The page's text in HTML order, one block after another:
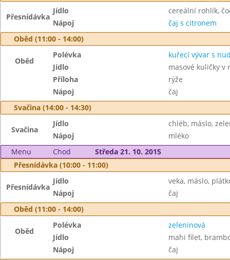
Přesnídávka
Jídlo
cereální rohlík,
Nápoj
čaj s citronem
Oběd (11:00 - 14:00)
Oběd
Polévka
kuřecí vývar s
Jídlo
masové kuličky v
Příloha
rýže
Nápoj
čaj
Svačina (14:00 - 14:30)
Svačina
Jídlo
chléb, máslo,
Nápoj
mléko
Menu
Chod
Středa 21. 10. 2015
Přesnídávka (10:00 - 11:00)
Přesnídávka
Jídlo
veka, máslo,
Nápoj
čaj
Oběd (11:00 - 14:00)
Oběd
Polévka
zeleninová
Jídlo
mahi filet,
Nápoj
čaj